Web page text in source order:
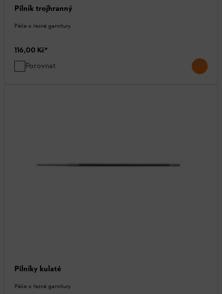
Pilník trojhranný
Péče o řezné garnitury
116,00 Kč*
Porovnat
Pilníky kulaté
Péče o řezné garnitury